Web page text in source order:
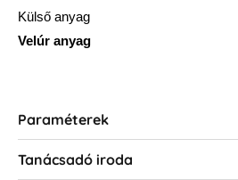
Külső anyag
Velúr anyag
Paraméterek
Tanácsadó iroda